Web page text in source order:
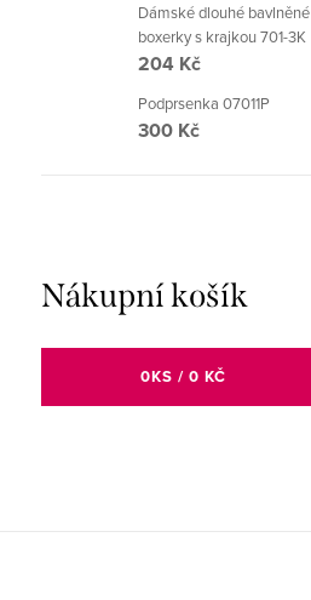
Dámské dlouhé bavlněné
boxerky s krajkou 701-3K
204 Kč
Podprsenka 07011P
300 Kč
Nákupní košík
0KS / 0 KČ